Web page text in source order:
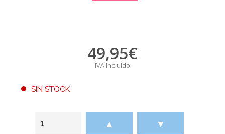
49,95€
IVA incluido
SIN STOCK
▲ ▼